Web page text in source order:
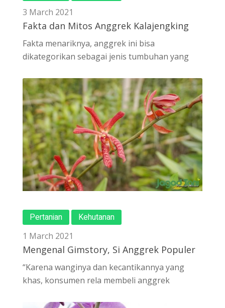
3 March 2021
Fakta dan Mitos Anggrek Kalajengking
Fakta menariknya, anggrek ini bisa
dikategorikan sebagai jenis tumbuhan yang
Pertanian Kehutanan
1 March 2021
Mengenal Gimstory, Si Anggrek Populer
“Karena wanginya dan kecantikannya yang
khas, konsumen rela membeli anggrek